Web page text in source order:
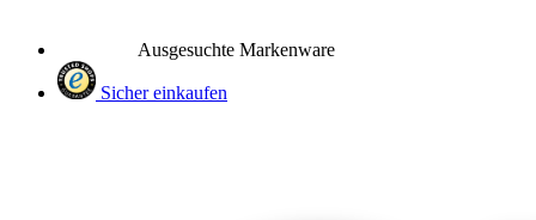
Ausgesuchte Markenware
Sicher einkaufen